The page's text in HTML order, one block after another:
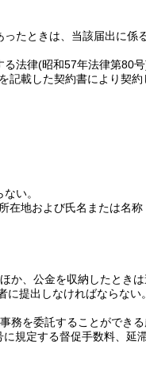
たときは、当該届出に係
る法律(昭和57年法律第80
載した契約書により契約
い。
在地および氏名または名称
か、公金を収納したとき
に提出しなければならない。
を委託することができる
規定する督促手数料、延